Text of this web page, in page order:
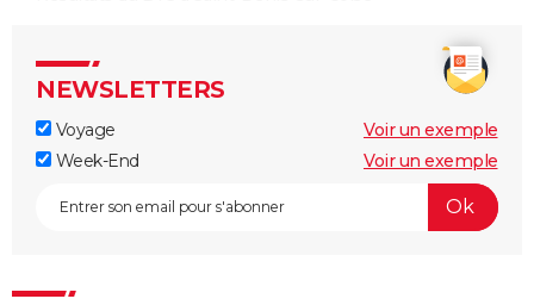
NEWSLETTERS
Voyage
Voir un exemple
Week-End
Voir un exemple